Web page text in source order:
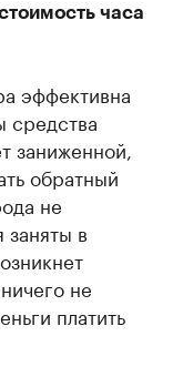
часа
эффективна
средства
заниженной,
обратный
не
заняты в
не
платить